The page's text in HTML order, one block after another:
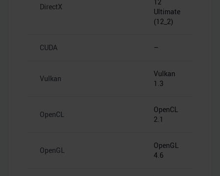
DirectX
Ultimate
(12_2)
CUDA –
Vulkan
Vulkan
1.3
OpenCL
OpenCL
2.1
OpenGL
OpenGL
4.6